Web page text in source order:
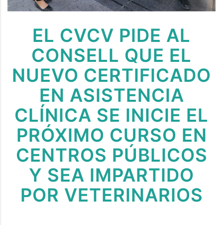
EL CVCV PIDE AL
CONSELL QUE EL
NUEVO CERTIFICADO
EN ASISTENCIA
CLÍNICA SE INICIE EL
PRÓXIMO CURSO EN
CENTROS PÚBLICOS
Y SEA IMPARTIDO
POR VETERINARIOS